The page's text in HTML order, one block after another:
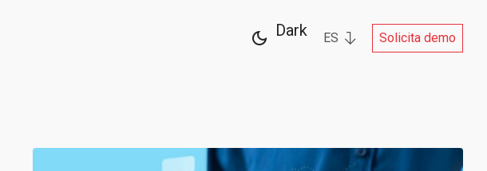
Solicita demo
ES
Dark